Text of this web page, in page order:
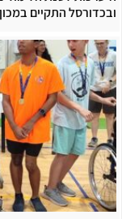
ובכדורסל התקיים במכון